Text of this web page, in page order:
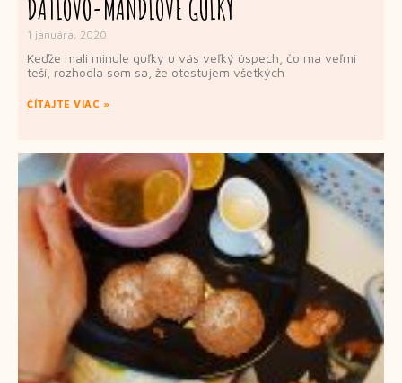
DATĽOVO-MANDĽOVÉ GUĽKY
1 januára, 2020
Keďže mali minule guľky u vás veľký úspech, čo ma veľmi
teší, rozhodla som sa, že otestujem všetkých
ČÍTAJTE VIAC »